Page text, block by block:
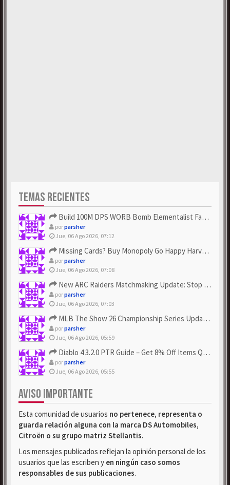
TEMAS RECIENTES
Build 100M DPS WORB Bomb Elementalist Fast - Grab POE Curren...
porparsher
Jue, 06 Ago 2026, 07:12
Missing Cards? Buy Monopoly Go Happy Harvest with Looney Tun...
porparsher
Jue, 06 Ago 2026, 07:08
New ARC Raiders Matchmaking Update: Stop Failed - Grab Bluep...
porparsher
Jue, 06 Ago 2026, 07:03
MLB The Show 26 Championship Series Update! Get Cheap & ...
porparsher
Jue, 06 Ago 2026, 05:59
Diablo 4 3.2.0 PTR Guide – Get 8% Off Items Quickly to Test ...
porparsher
Jue, 06 Ago 2026, 05:55
AVISO IMPORTANTE
Esta comunidad de usuarios no pertenece, representa o
guarda relación alguna con la marca DS Automobiles,
Citroën o su grupo matriz Stellantis.
Los mensajes publicados reflejan la opinión personal de los
usuarios que las escriben y en ningún caso somos
responsables de sus publicaciones.